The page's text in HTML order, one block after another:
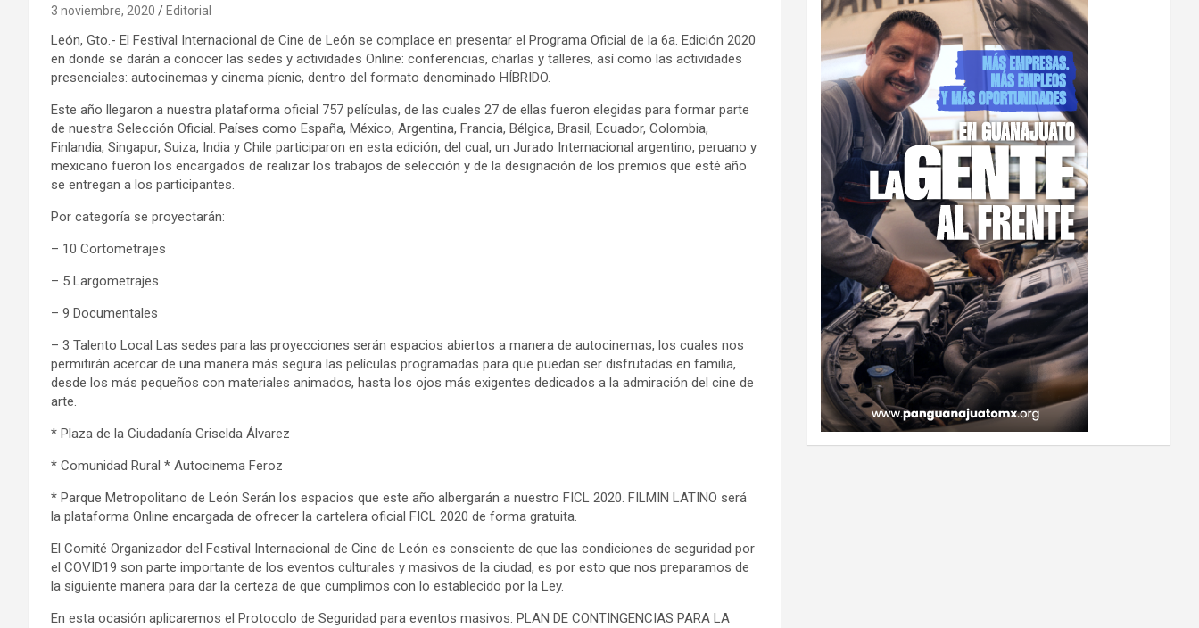
3 noviembre, 2020 Editorial
León, Gto.- El Festival Internacional de Cine de León se complace en presentar el Programa Oficial de la 6a. Edición 2020
en donde se darán a conocer las sedes y actividades Online: conferencias, charlas y talleres, así como las actividades
presenciales: autocinemas y cinema pícnic, dentro del formato denominado HÍBRIDO.
Este año llegaron a nuestra plataforma oficial 757 películas, de las cuales 27 de ellas fueron elegidas para formar parte
de nuestra Selección Oficial. Países como España, México, Argentina, Francia, Bélgica, Brasil, Ecuador, Colombia,
Finlandia, Singapur, Suiza, India y Chile participaron en esta edición, del cual, un Jurado Internacional argentino, peruano y
mexicano fueron los encargados de realizar los trabajos de selección y de la designación de los premios que esté año
se entregan a los participantes.
Por categoría se proyectarán:
– 10 Cortometrajes
– 5 Largometrajes
– 9 Documentales
– 3 Talento Local Las sedes para las proyecciones serán espacios abiertos a manera de autocinemas, los cuales nos
permitirán acercar de una manera más segura las películas programadas para que puedan ser disfrutadas en familia,
desde los más pequeños con materiales animados, hasta los ojos más exigentes dedicados a la admiración del cine de
arte.
* Plaza de la Ciudadanía Griselda Álvarez
* Comunidad Rural * Autocinema Feroz
* Parque Metropolitano de León Serán los espacios que este año albergarán a nuestro FICL 2020. FILMIN LATINO será
la plataforma Online encargada de ofrecer la cartelera oficial FICL 2020 de forma gratuita.
El Comité Organizador del Festival Internacional de Cine de León es consciente de que las condiciones de seguridad por
el COVID19 son parte importante de los eventos culturales y masivos de la ciudad, es por esto que nos preparamos de
la siguiente manera para dar la certeza de que cumplimos con lo establecido por la Ley.
En esta ocasión aplicaremos el Protocolo de Seguridad para eventos masivos: PLAN DE CONTINGENCIAS PARA LA